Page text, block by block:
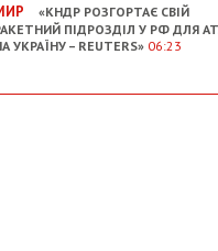
«КНДР РОЗГОРТАЄ СВІЙ
ПІДРОЗДІЛ У РФ ДЛЯ
УКРАЇНУ – REUTERS» 06:23